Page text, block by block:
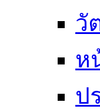
วั
ห
ป